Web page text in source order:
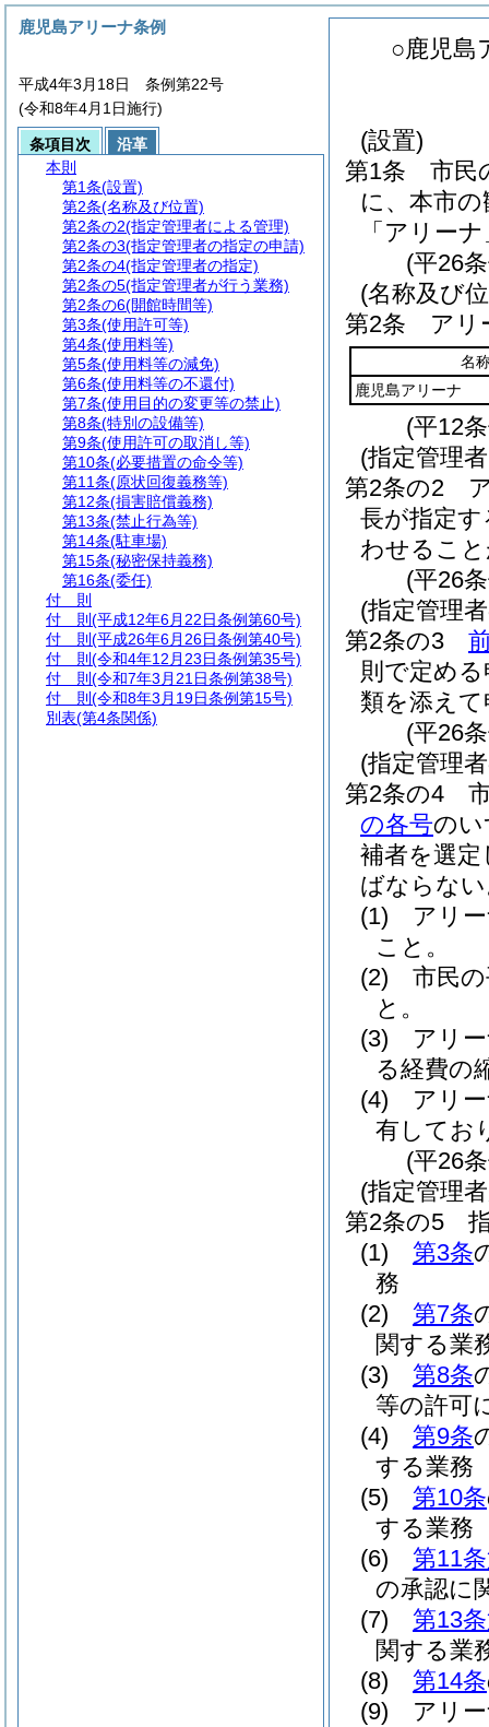
○鹿児島
(設置)
第1条
市民
に、本市
「アリー
(平26
(名称及び
第2条
アリ
名
鹿児島アリーナ
(平12
(指定管理
第2条の2
長が指定
わせるこ
(平26
(指定管理
第2条の3
則で定め
類を添え
(平26
(指定管理
第2条の4
の各号のい
補者を選
ばならな
(1)
アリ
こと。
(2)
市民
と。
(3)
アリ
る経費の
(4)
アリ
有してお
(平26
(指定管理
第2条の5
(1)
第3条
務
(2)
第7条
関する業
(3)
第8条
等の許可
(4)
第9条
する業務
(5)
第10条
する業務
(6)
第11
の承認に
(7)
第13
関する業
(8)
第14条
(9)
アリ
鹿児島アリーナ条例
平成4年3月18日 条例第22号
(令和8年4月1日施行)
条項目次
沿革
本則
第1条(設置)
第2条(名称及び位置)
第2条の2(指定管理者による管理)
第2条の3(指定管理者の指定の申請)
第2条の4(指定管理者の指定)
第2条の5(指定管理者が行う業務)
第2条の6(開館時間等)
第3条(使用許可等)
第4条(使用料等)
第5条(使用料等の減免)
第6条(使用料等の不還付)
第7条(使用目的の変更等の禁止)
第8条(特別の設備等)
第9条(使用許可の取消し等)
第10条(必要措置の命令等)
第11条(原状回復義務等)
第12条(損害賠償義務)
第13条(禁止行為等)
第14条(駐車場)
第15条(秘密保持義務)
第16条(委任)
付 則
付 則 (平成12年6月22日条例第60号)
付 則 (平成26年6月26日条例第40号)
付 則 (令和4年12月23日条例第35号)
付 則 (令和7年3月21日条例第38号)
付 則 (令和8年3月19日条例第15号)
別表(第4条関係)